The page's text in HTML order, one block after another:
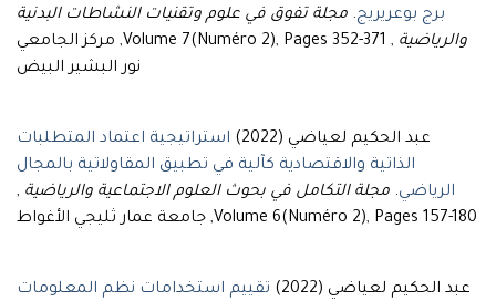
برج بوعريريج. مجلة تفوق في علوم وتقنيات النشاطات البدنية
والرياضية
, Volume 7(Numéro 2), Pages 352-371, مركز الجامعي
نور البشير البيض
عبد الحكيم لعياضي (2022)
استراتيجية اعتماد المتطلبات
الذاتية والاقتصادية كآلية في تطبيق المقاولاتية بالمجال
الرياضي. مجلة التكامل في بحوث العلوم الاجتماعية والرياضية ,
Volume 6(Numéro 2), Pages 157-180, جامعة عمار ثليجي الأغواط
عبد الحكيم لعياضي (2022)
تقييم استخدامات نظم المعلومات